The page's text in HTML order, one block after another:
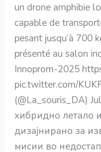
un drone amphibie
capable de
pesant jusqu’à 700
présenté au salon
Innoprom-2025
pic.twitter.com/
(@La_souris_DA)
хибридно летало
дизајнирано за
мисии во